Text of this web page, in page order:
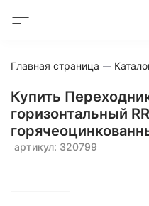
Главная страница
Купить
горизонтальный
артикул: 320799